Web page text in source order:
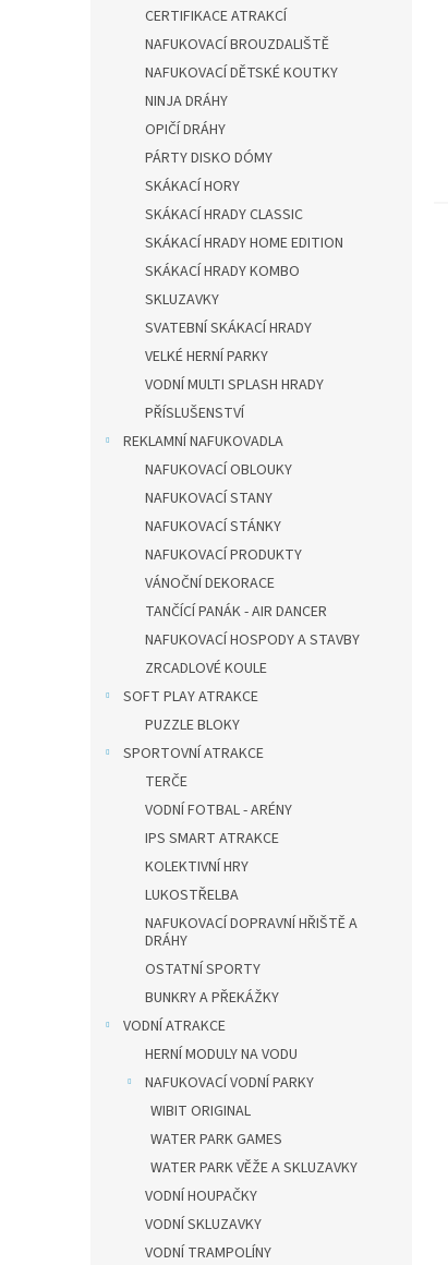
CERTIFIKACE ATRAKCÍ
NAFUKOVACÍ BROUZDALIŠTĚ
NAFUKOVACÍ DĚTSKÉ KOUTKY
NINJA DRÁHY
OPIČÍ DRÁHY
PÁRTY DISKO DÓMY
SKÁKACÍ HORY
SKÁKACÍ HRADY CLASSIC
SKÁKACÍ HRADY HOME EDITION
SKÁKACÍ HRADY KOMBO
SKLUZAVKY
SVATEBNÍ SKÁKACÍ HRADY
VELKÉ HERNÍ PARKY
VODNÍ MULTI SPLASH HRADY
PŘÍSLUŠENSTVÍ
REKLAMNÍ NAFUKOVADLA
NAFUKOVACÍ OBLOUKY
NAFUKOVACÍ STANY
NAFUKOVACÍ STÁNKY
NAFUKOVACÍ PRODUKTY
VÁNOČNÍ DEKORACE
TANČÍCÍ PANÁK - AIR DANCER
NAFUKOVACÍ HOSPODY A STAVBY
ZRCADLOVÉ KOULE
SOFT PLAY ATRAKCE
PUZZLE BLOKY
SPORTOVNÍ ATRAKCE
TERČE
VODNÍ FOTBAL - ARÉNY
IPS SMART ATRAKCE
KOLEKTIVNÍ HRY
LUKOSTŘELBA
NAFUKOVACÍ DOPRAVNÍ HŘIŠTĚ A
DRÁHY
OSTATNÍ SPORTY
BUNKRY A PŘEKÁŽKY
VODNÍ ATRAKCE
HERNÍ MODULY NA VODU
NAFUKOVACÍ VODNÍ PARKY
WIBIT ORIGINAL
WATER PARK GAMES
WATER PARK VĚŽE A SKLUZAVKY
VODNÍ HOUPAČKY
VODNÍ SKLUZAVKY
VODNÍ TRAMPOLÍNY